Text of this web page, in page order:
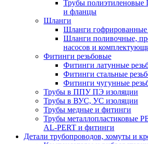
Трубы
и фланцы
Шланги
Шланги
Шланги поливочные,
насосов и
Фитинги резьбовые
Фитинги латунные
Фитинги стальные
Фитинги чугунные
Трубы в ППУ ПЭ изоляции
Трубы в ВУС, УС изоляции
Трубы медные и фитинги
Трубы металлопластиковые
AL-PERT и фитинги
Детали трубопроводов, хомуты и